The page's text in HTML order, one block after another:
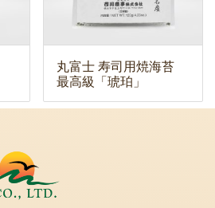
丸富士 寿司用焼海苔
最高級「琥珀」